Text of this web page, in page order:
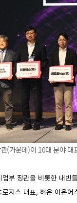
(가운데)이 10대 분야
업부 장관을 비롯한 내빈
로지스 대표, 허은 이온